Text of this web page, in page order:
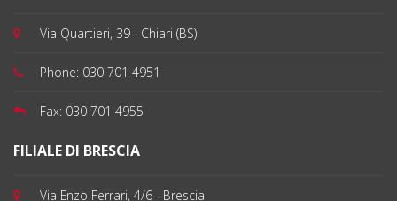
Via Quartieri, 39 - Chiari (BS)
Phone: 030 701 4951
Fax: 030 701 4955
FILIALE DI BRESCIA
Via Enzo Ferrari, 4/6 - Brescia